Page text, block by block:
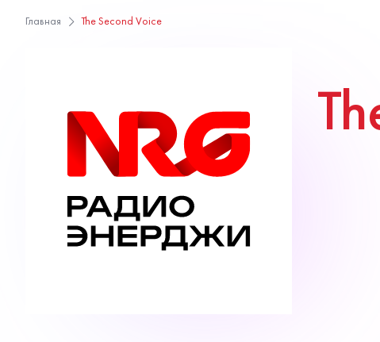
Главная The Second Voice